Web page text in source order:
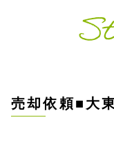
売却依頼■大